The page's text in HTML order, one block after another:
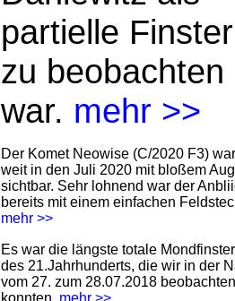
partielle
zu beobachten
war. mehr >>
Der Komet Neowise (C/2020 F3)
weit in den Juli 2020 mit bloßem
sichtbar. Sehr lohnend war der
bereits mit einem einfachen
mehr >>
Es war die längste totale
des 21.Jahrhunderts, die wir in der
vom 27. zum 28.07.2018 beobachten